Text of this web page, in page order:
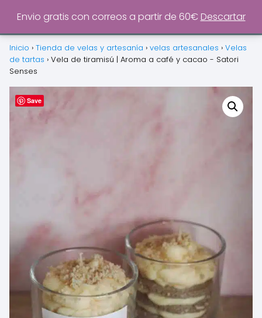
Envio gratis con correos a partir de 60€ Descartar
Inicio › Tienda de velas y artesanía › velas artesanales › Velas
de tartas › Vela de tiramisú | Aroma a café y cacao - Satori
Senses
Save